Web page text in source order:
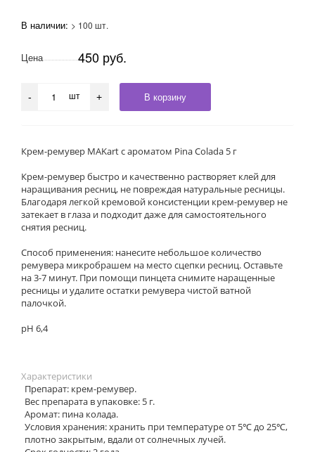
В наличии: > 100 шт.
Цена 450 руб.
- шт + В корзину
Крем-ремувер MAKart с ароматом Pina Colada 5 г
Крем-ремувер быстро и качественно растворяет клей для
наращивания ресниц, не повреждая натуральные ресницы.
Благодаря легкой кремовой консистенции крем-ремувер не
затекает в глаза и подходит даже для самостоятельного
снятия ресниц.
Способ применения: нанесите небольшое количество
ремувера микробрашем на место сцепки ресниц. Оставьте
на 3-7 минут. При помощи пинцета снимите наращенные
ресницы и удалите остатки ремувера чистой ватной
палочкой.
рH 6,4
Характеристики
Препарат: крем-ремувер.
Вес препарата в упаковке: 5 г.
Аромат: пина колада.
Условия хранения: хранить при температуре от 5℃ до 25℃,
плотно закрытым, вдали от солнечных лучей.